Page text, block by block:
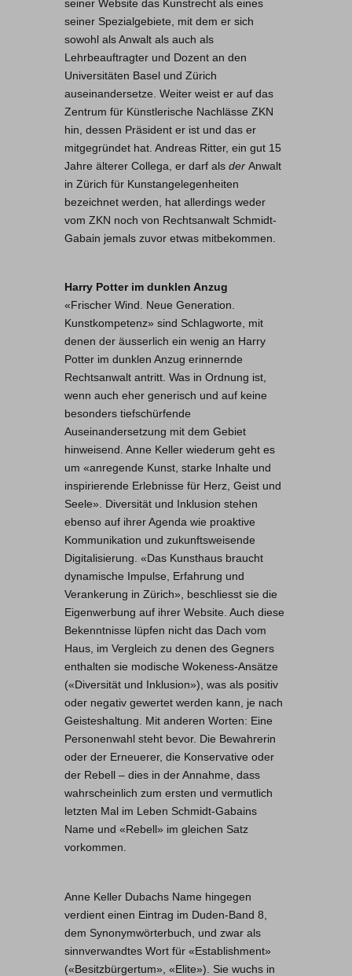
seiner Website das Kunstrecht als eines
seiner Spezialgebiete, mit dem er sich
sowohl als Anwalt als auch als
Lehrbeauftragter und Dozent an den
Universitäten Basel und Zürich
auseinandersetze. Weiter weist er auf das
Zentrum für Künstlerische Nachlässe ZKN
hin, dessen Präsident er ist und das er
mitgegründet hat. Andreas Ritter, ein gut 15
Jahre älterer Collega, er darf als derAnwalt
in Zürich für Kunstangelegenheiten
bezeichnet werden, hat allerdings weder
vom ZKN noch von Rechtsanwalt Schmidt-
Gabain jemals zuvor etwas mitbekommen.
Harry Potter im dunklen Anzug
«Frischer Wind. Neue Generation.
Kunstkompetenz» sind Schlagworte, mit
denen der äusserlich ein wenig an Harry
Potter im dunklen Anzug erinnernde
Rechtsanwalt antritt. Was in Ordnung ist,
wenn auch eher generisch und auf keine
besonders tiefschürfende
Auseinandersetzung mit dem Gebiet
hinweisend. Anne Keller wiederum geht es
um «anregende Kunst, starke Inhalte und
inspirierende Erlebnisse für Herz, Geist und
Seele». Diversität und Inklusion stehen
ebenso auf ihrer Agenda wie proaktive
Kommunikation und zukunftsweisende
Digitalisierung. «Das Kunsthaus braucht
dynamische Impulse, Erfahrung und
Verankerung in Zürich», beschliesst sie die
Eigenwerbung auf ihrer Website. Auch diese
Bekenntnisse lüpfen nicht das Dach vom
Haus, im Vergleich zu denen des Gegners
enthalten sie modische Wokeness-Ansätze
(«Diversität und Inklusion»), was als positiv
oder negativ gewertet werden kann, je nach
Geisteshaltung. Mit anderen Worten: Eine
Personenwahl steht bevor. Die Bewahrerin
oder der Erneuerer, die Konservative oder
der Rebell – dies in der Annahme, dass
wahrscheinlich zum ersten und vermutlich
letzten Mal im Leben Schmidt-Gabains
Name und «Rebell» im gleichen Satz
vorkommen.
Anne Keller Dubachs Name hingegen
verdient einen Eintrag im Duden-Band 8,
dem Synonymwörterbuch, und zwar als
sinnverwandtes Wort für «Establishment»
(«Besitzbürgertum», «Elite»). Sie wuchs in